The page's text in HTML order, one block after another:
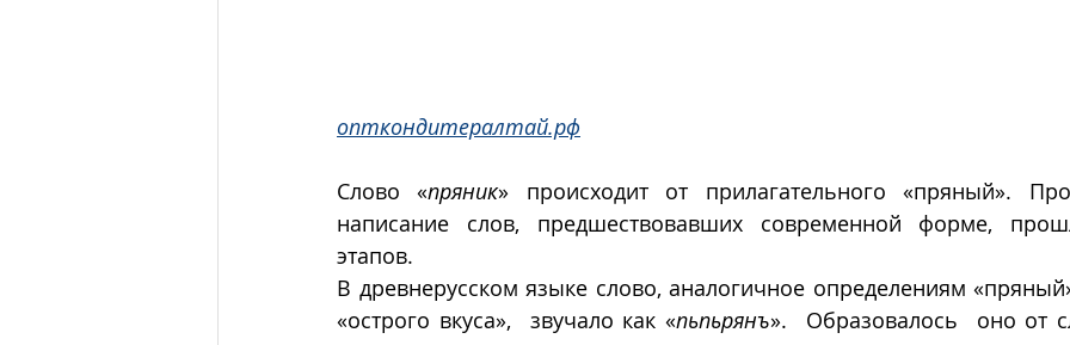
опткондитералтай.рф
Слово «пряник» происходит от прилагательного «пряный».
написание слов, предшествовавших современной форме,
этапов.
В древнерусском языке слово, аналогичное определениям
«острого вкуса»,  звучало как «пьпьрянъ».  Образовалось  оно от